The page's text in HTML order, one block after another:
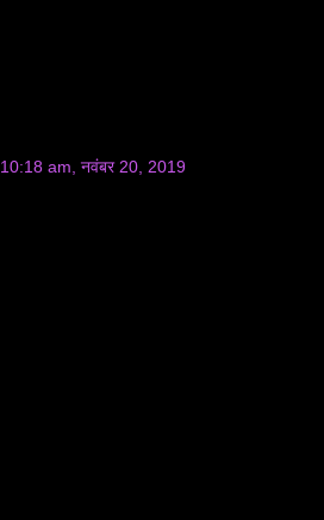
10:18 am, नवंबर 20, 2019